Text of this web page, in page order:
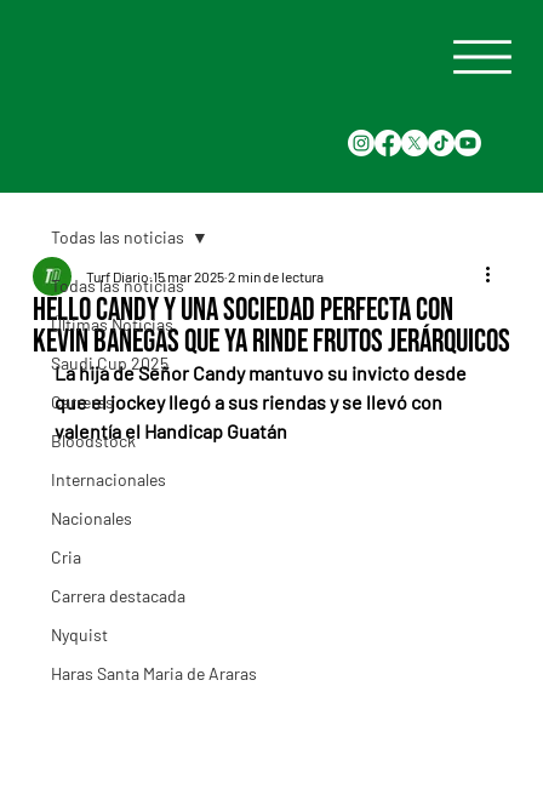
Todas las noticias
Últimas Noticias
Saudi Cup 2025
Carreras
Bloodstock
Internacionales
Nacionales
Cria
Carrera destacada
Nyquist
Haras Santa Maria de Araras
Todas las noticias
Hello Candy y una sociedad perfecta con
Kevin Banegas que ya rinde frutos jerárquicos
Turf Diario 15 mar 2025 2 min de lectura
La hija de Señor Candy mantuvo su invicto desde
que el jockey llegó a sus riendas y se llevó con
valentía el Handicap Guatán